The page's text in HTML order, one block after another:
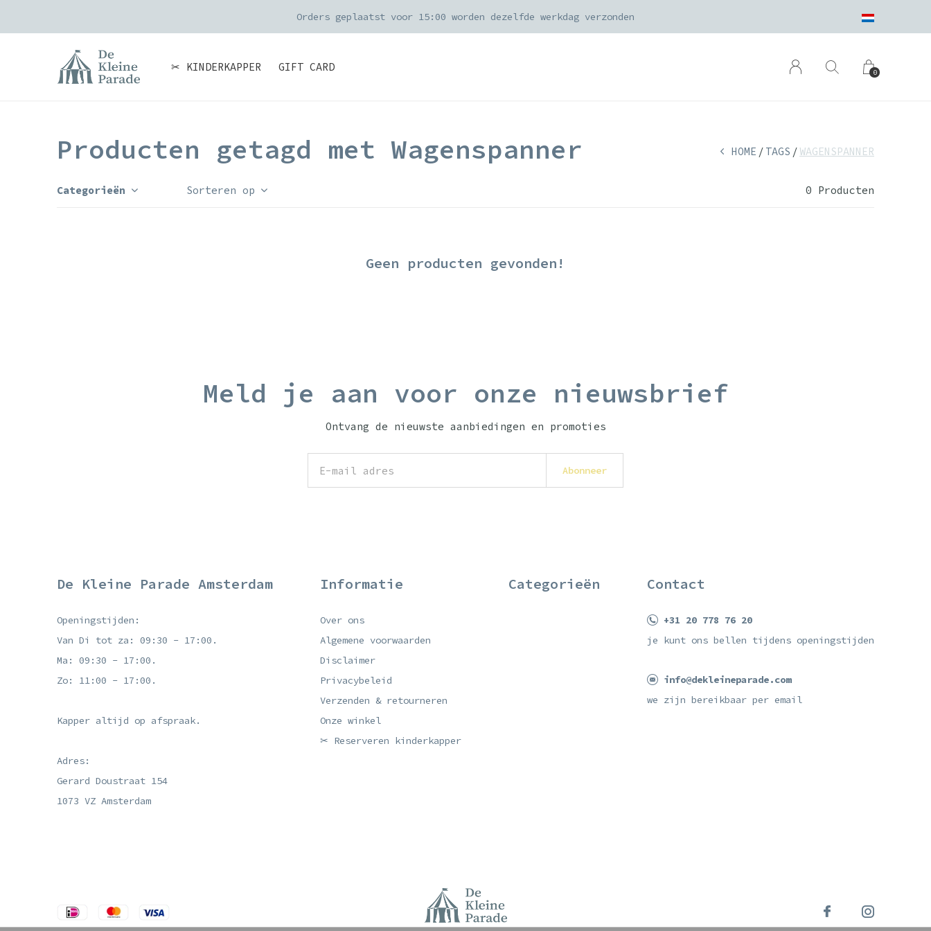
✂ KINDERKAPPER GIFT CARD 0
Orders geplaatst voor 15:00 worden dezelfde werkdag verzonden
Producten getagd met Wagenspanner HOME TAGS WAGENSPANNER
Categorieën Sorteren op 0 Producten
Geen producten gevonden!
Meld je aan voor onze nieuwsbrief
Ontvang de nieuwste aanbiedingen en promoties
Abonneer
De Kleine Parade Amsterdam
Openingstijden:
Van Di tot za: 09:30 - 17:00.
Ma: 09:30 - 17:00.
Zo: 11:00 - 17:00.
Kapper altijd op afspraak.
Adres:
Gerard Doustraat 154
1073 VZ Amsterdam
Informatie
Over ons
Algemene voorwaarden
Disclaimer
Privacybeleid
Verzenden & retourneren
Onze winkel
✂ Reserveren kinderkapper
Categorieën Contact
+31 20 778 76 20
je kunt ons bellen tijdens openingstijden
info@dekleineparade.com
we zijn bereikbaar per email